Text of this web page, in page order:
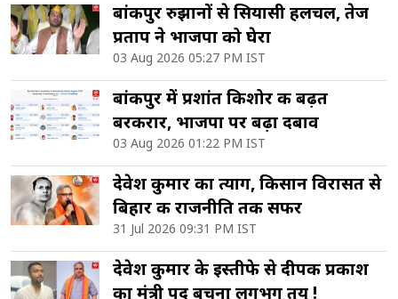
बांकीपुर रुझानों से सियासी हलचल, तेज
प्रताप ने भाजपा को घेरा
03 Aug 2026 05:27 PM IST
बांकीपुर में प्रशांत किशोर की बढ़त
बरकरार, भाजपा पर बढ़ा दबाव
03 Aug 2026 01:22 PM IST
देवेश कुमार का त्याग, किसान विरासत से
बिहार की राजनीति तक सफर
31 Jul 2026 09:31 PM IST
देवेश कुमार के इस्तीफे से दीपक प्रकाश
का मंत्री पद बचना लगभग तय !